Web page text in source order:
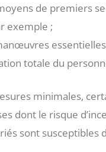
de premiers
exemple ;
totale du
minimales,
dont le risque
sont susceptibles